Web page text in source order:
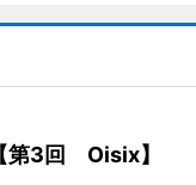
第3回 Oisix】